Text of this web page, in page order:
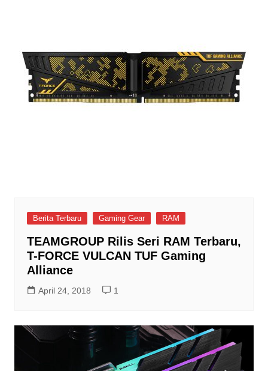
Berita Terbaru Gaming Gear RAM
TEAMGROUP Rilis Seri RAM Terbaru,
T-FORCE VULCAN TUF Gaming
Alliance
April 24, 2018 1